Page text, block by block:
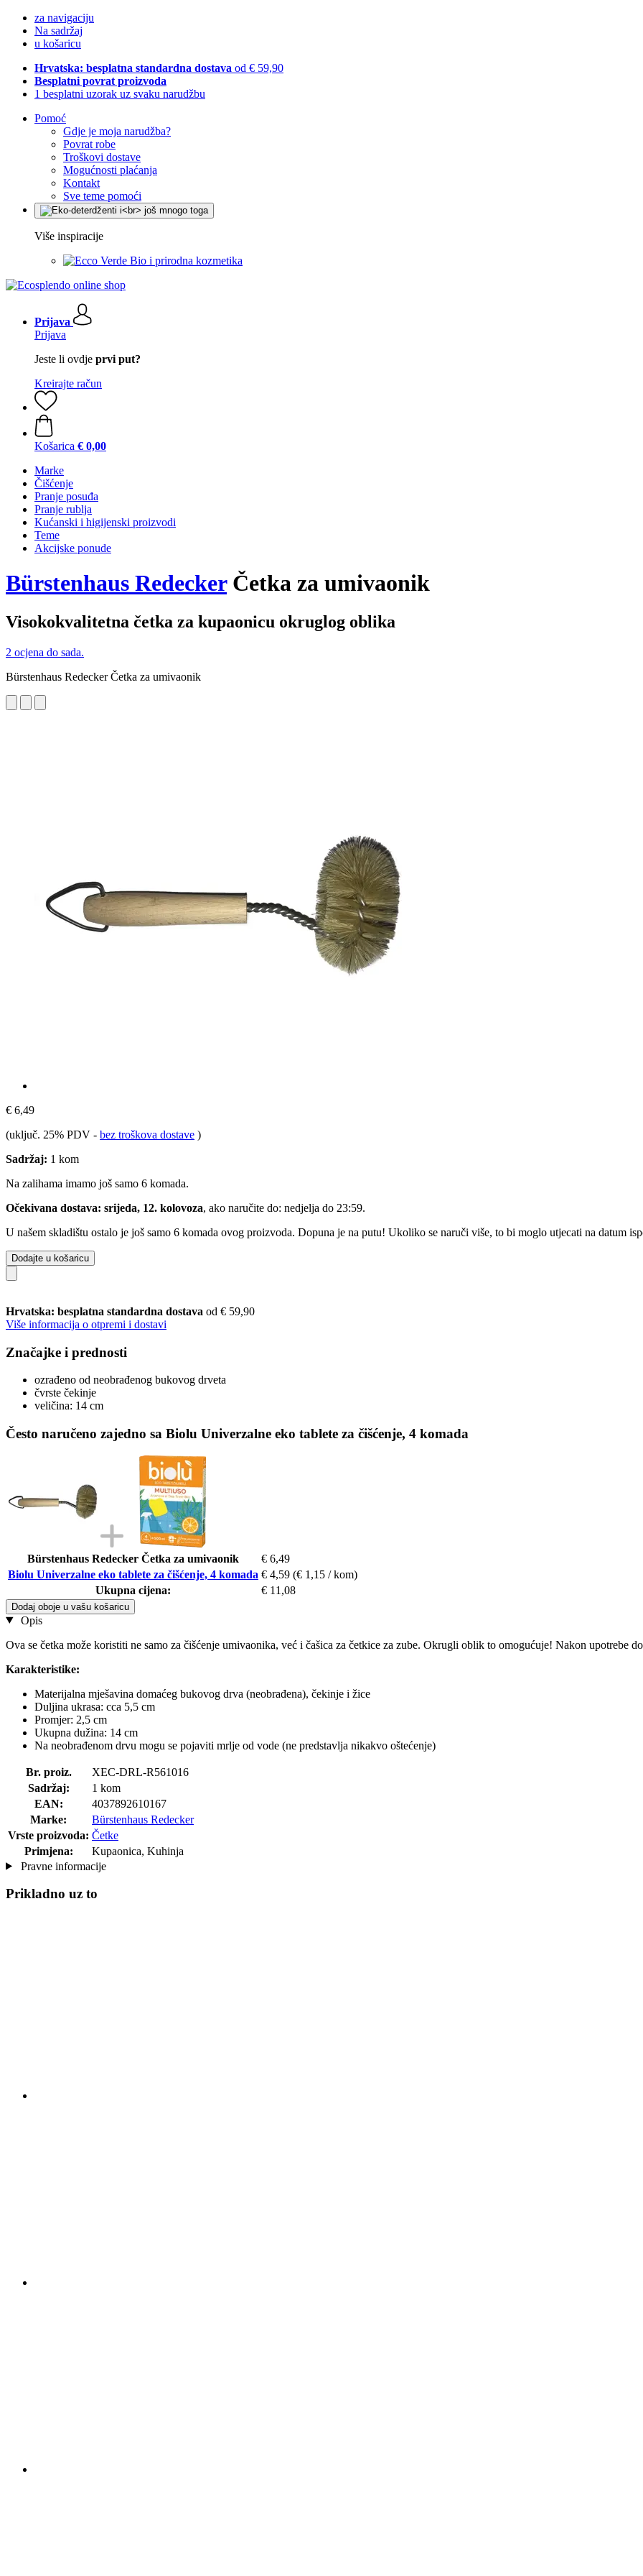
za navigaciju
Na sadržaj
u košaricu
Hrvatska: besplatna standardna dostava od € 59,90
Besplatni povrat proizvoda
1 besplatni uzorak uz svaku narudžbu
Pomoć
Gdje je moja narudžba?
Povrat robe
Troškovi dostave
Mogućnosti plaćanja
Kontakt
Sve teme pomoći
Više inspiracije
Bio i prirodna kozmetika
Prijava
Prijava
Jeste li ovdje prvi put?
Kreirajte račun
Košarica € 0,00
Marke
Čišćenje
Pranje posuđa
Pranje rublja
Kućanski i higijenski proizvodi
Teme
Akcijske ponude
Bürstenhaus RedeckerČetka za umivaonik
Visokokvalitetna četka za kupaonicu okruglog oblika
2 ocjena do sada.
Bürstenhaus Redecker Četka za umivaonik
€ 6,49
(uključ. 25% PDV - bez troškova dostave )
Sadržaj: 1 kom
Na zalihama imamo još samo 6 komada.
Očekivana dostava: srijeda, 12. kolovoza, ako naručite do: nedjelja do 23:59.
U našem skladištu ostalo je još samo 6 komada ovog proizvoda. Dopuna je na putu! Ukoliko se naruči više, to bi moglo utjecati na datum
Dodajte u košaricu
Hrvatska: besplatna standardna dostava od € 59,90
Više informacija o otpremi i dostavi
Značajke i prednosti
ozrađeno od neobrađenog bukovog drveta
čvrste čekinje
veličina: 14 cm
Često naručeno zajedno sa Biolu Univerzalne eko tablete za čišćenje, 4 komada
Bürstenhaus Redecker Četka za umivaonik
€ 6,49
Biolu Univerzalne eko tablete za čišćenje, 4 komada € 4,59 (€ 1,15 / kom)
Ukupna cijena:
€ 11,08
Dodaj oboje u vašu košaricu
Opis
Ova se četka može koristiti ne samo za čišćenje umivaonika, već i čašica za četkice za zube. Okrugli oblik to omogućuje! Nakon upotrebe
Karakteristike:
Materijalna mješavina domaćeg bukovog drva (neobrađena), čekinje i žice
Duljina ukrasa: cca 5,5 cm
Promjer: 2,5 cm
Ukupna dužina: 14 cm
Na neobrađenom drvu mogu se pojaviti mrlje od vode (ne predstavlja nikakvo oštećenje)
Br. proiz.
XEC-DRL-R561016
Sadržaj:
1 kom
EAN:
4037892610167
Marke:
Bürstenhaus Redecker
Vrste proizvoda: Četke
Primjena:
Kupaonica, Kuhinja
Pravne informacije
Prikladno uz to